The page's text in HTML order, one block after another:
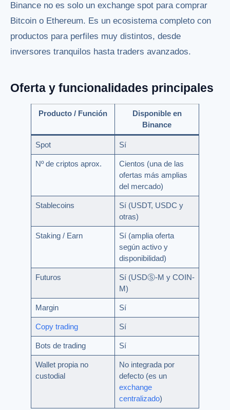
Binance no es solo un exchange spot para comprar
Bitcoin o Ethereum. Es un ecosistema completo con
productos para perfiles muy distintos, desde
inversores tranquilos hasta traders avanzados.
Oferta y funcionalidades principales
Producto / Función
Disponible en
Binance
Spot Sí
Nº de criptos aprox.
Cientos (una de las
ofertas más amplias
del mercado)
Stablecoins
Sí (USDT, USDC y
otras)
Staking / Earn
Sí (amplia oferta
según activo y
disponibilidad)
Futuros
Sí (USDⓈ-M y COIN-
M)
Margin Sí
Copy trading Sí
Bots de trading Sí
Wallet propia no
custodial
No integrada por
defecto (es un
exchange
centralizado)